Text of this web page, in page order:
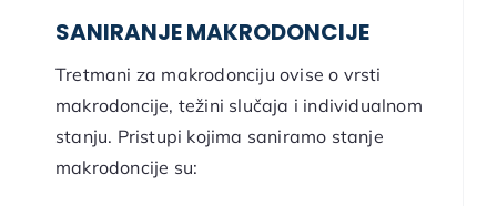
SANIRANJE MAKRODONCIJE
Tretmani za makrodonciju ovise o vrsti
makrodoncije, težini slučaja i individualnom
stanju. Pristupi kojima saniramo stanje
makrodoncije su: